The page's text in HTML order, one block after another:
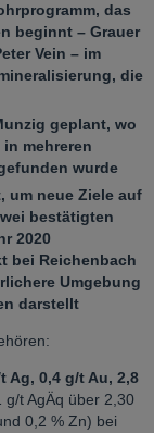
das
beginnt – Grauer
Vein – im
die
geplant, wo
mehreren
wurde
um neue Ziele auf
bestätigten
2020
bei Reichenbach
Umgebung
darstellt
Ag, 0,4 g/t Au, 2,8
t AgÄq über 2,30
0,2 % Zn) bei